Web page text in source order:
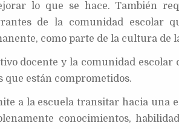
lo que se hace. También
de la comunidad escolar
como parte de la cultura de
docente y la comunidad
que están comprometidos.
a la escuela transitar hacia una
conocimientos,